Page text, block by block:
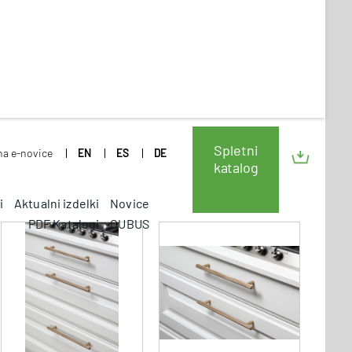
e-novice EN ES DE
Aktualni izdelki
Novice
PDF Katalogi
CUBUS
Spletni
katalog